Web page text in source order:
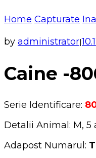
Home Capturate
by administrator|
Caine -
Serie Identificare:
Detalii Animal: M,
Adapost Numarul: